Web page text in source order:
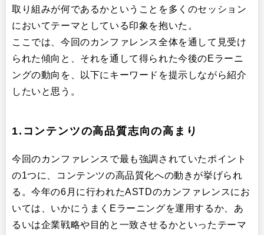
取り組みが何であるかということを多くのセッション
においてテーマとしている印象を抱いた。
ここでは、今回のカンファレンス全体を通して見受け
られた傾向と、それを通して得られた今後のEラーニ
ングの動向を、以下にキーワードを提示しながら紹介
したいと思う。
1.コンテンツの高品質志向の高まり
今回のカンファレンスで最も強調されていたポイント
の1つに、コンテンツの高品質化への動きが挙げられ
る。今年の6月に行われたASTDのカンファレンスにお
いては、いかにうまくEラーニングを運用するか、あ
るいは企業戦略や目的と一致させるかといったテーマ